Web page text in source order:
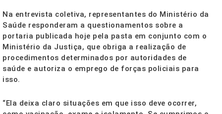
Na entrevista coletiva, representantes do Ministério da
Saúde responderam a questionamentos sobre a
portaria publicada hoje pela pasta em conjunto com o
Ministério da Justiça, que obriga a realização de
procedimentos determinados por autoridades de
saúde e autoriza o emprego de forças policiais para
isso.
“Ela deixa claro situações em que isso deve ocorrer,